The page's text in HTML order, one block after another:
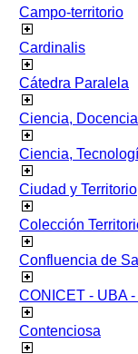
Campo-territorio
Cardinalis
Cátedra Paralela
Ciencia,
Ciencia,
Ciudad y Territorio
Colección
Confluencia de
CONICET - UBA
Contenciosa